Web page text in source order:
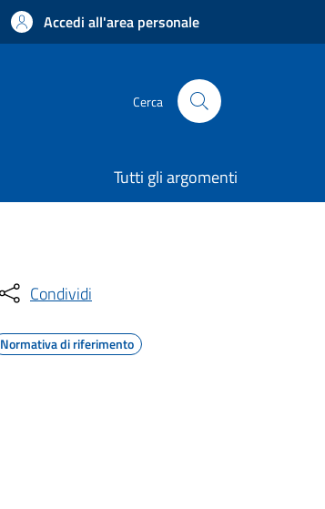
Accedi all'area personale
Cerca
Tutti gli argomenti
Condividi
Normativa di riferimento